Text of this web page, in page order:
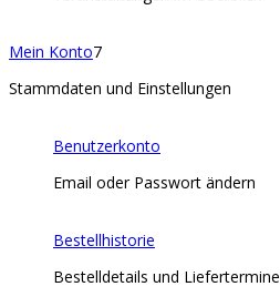
Mein Konto7
Stammdaten und Einstellungen
Benutzerkonto
Email oder Passwort ändern
Bestellhistorie
Bestelldetails und Liefertermine